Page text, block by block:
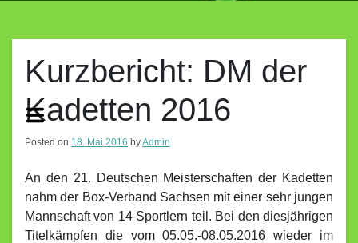
VERBAND
SACHSEN
E.V.
Kurzbericht: DM der
Kadetten 2016
Posted on 18. Mai 2016 byAdmin
An den 21. Deutschen Meisterschaften der Kadetten
nahm der Box-Verband Sachsen mit einer sehr jungen
Mannschaft von 14 Sportlern teil. Bei den diesjährigen
Titelkämpfen die vom 05.05.-08.05.2016 wieder im